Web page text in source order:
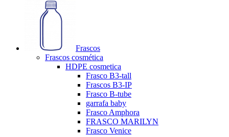
Frascos
Frascos cosmética
HDPE cosmetica
Frasco B3-tall
Frascos B3-IP
Frasco B-tube
garrafa baby
Frasco Amphora
FRASCO MARILYN
Frasco Venice